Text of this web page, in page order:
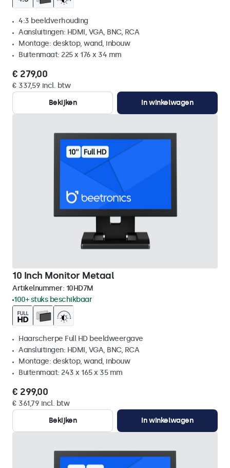
4:3 beeldverhouding
Aansluitingen: HDMI, VGA, BNC, RCA
Montage: desktop, wand, inbouw
Buitenmaat: 225 x 176 x 34 mm
€ 279,00
€ 337,59 incl. btw
Bekijken
In winkelwagen
10 Inch Monitor Metaal
Artikelnummer: 10HD7M
100+ stuks beschikbaar
Haarscherpe Full HD beeldweergave
Aansluitingen: HDMI, VGA, BNC, RCA
Montage: desktop, wand, inbouw
Buitenmaat: 243 x 165 x 35 mm
€ 299,00
€ 361,79 incl. btw
Bekijken
In winkelwagen